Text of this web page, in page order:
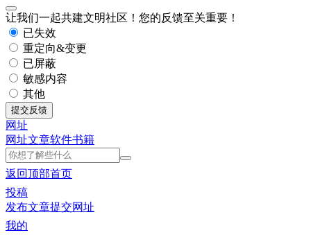
让我们一起共建文明社区！您的反馈至关重要！
已失效
重定向&变更
已屏蔽
敏感内容
其他
提交反馈
网址
网址文章软件书籍
返回顶部首页
投稿
发布文章提交网址
我的